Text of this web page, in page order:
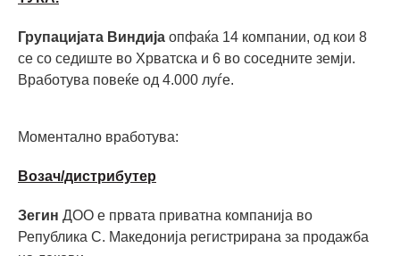
Групацијата Виндија опфаќа 14 компании, од кои 8
се со седиште во Хрватска и 6 во соседните земји.
Вработува повеќе од 4.000 луѓе.
Моментално вработува:
Возач/дистрибутер
Зегин ДОО е првата приватна компанија во
Република С. Македонија регистрирана за продажба